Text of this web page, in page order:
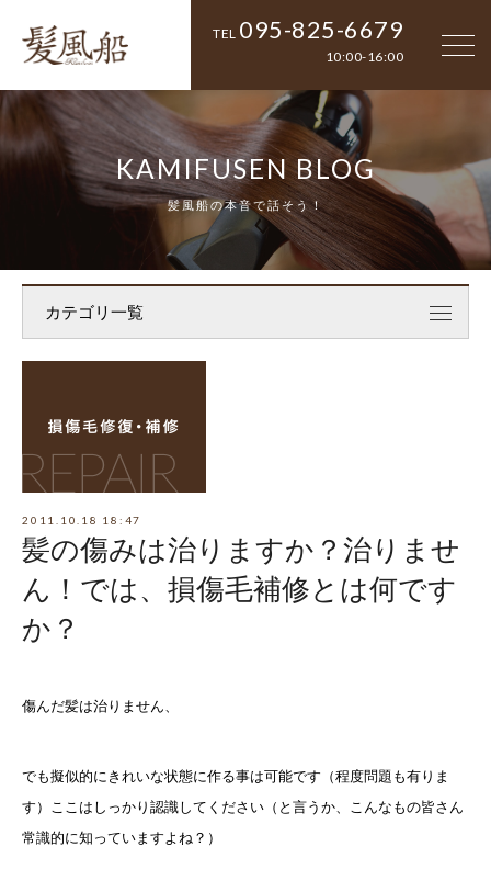
TEL 095-825-6679
10:00-16:00
KAMIFUSEN BLOG
髪風船の本音で話そう！
カテゴリ一覧
2011.10.18 18:47
髪の傷みは治りますか？治りませ
ん！では、損傷毛補修とは何です
か？
傷んだ髪は治りません、
でも擬似的にきれいな状態に作る事は可能です（程度問題も有りま
す）
ここはしっかり認識してください（と言うか、こんなもの皆さん
常識的に知っていますよね？）